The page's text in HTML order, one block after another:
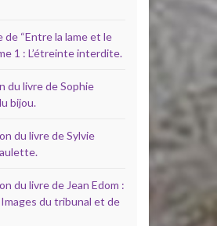
“Entre la lame et le
1 : L’étreinte interdite.
du livre de Sophie
bijou.
du livre de Sylvie
du livre de Jean Edom :
du tribunal et de